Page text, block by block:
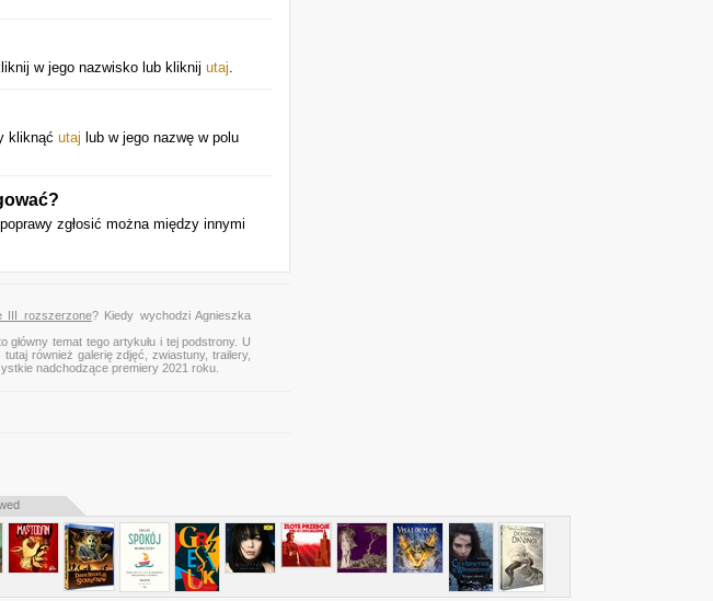
w jego nazwisko lub kliknij utaj.
kliknąć utaj lub w jego nazwę w polu
zgłosić można między innymi
III rozszerzone? Kiedy wychodzi Agnieszka
główny temat tego artykułu i tej podstrony. U
również galerię zdjęć, zwiastuny, trailery,
nadchodzące premiery 2021 roku.